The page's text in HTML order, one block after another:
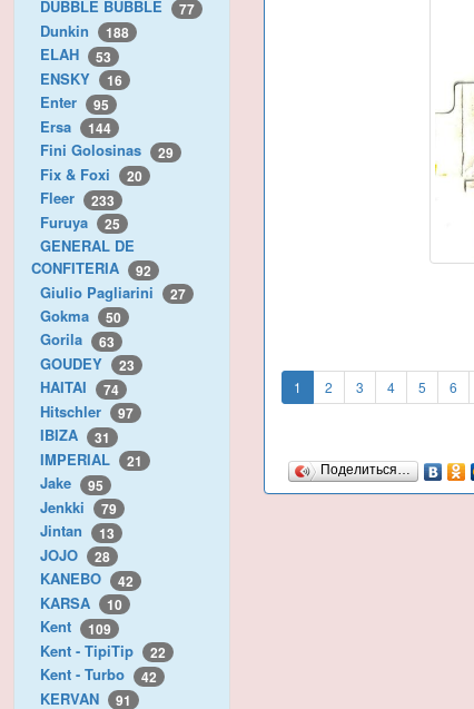
DUBBLE BUBBLE 77
Dunkin 188
ELAH 53
ENSKY 16
Enter 95
Ersa 144
Fini Golosinas 29
Fix & Foxi 20
Fleer 233
Furuya 25
GENERAL DE
CONFITERIA
92
Giulio Pagliarini 27
Gokma 50
Gorila 63
GOUDEY 23
HAITAI 74
Hitschler 97
IBIZA 31
IMPERIAL 21
Jake 95
Jenkki 79
Jintan 13
JOJO 28
KANEBO 42
KARSA 10
Kent 109
Kent - TipiTip 22
Kent - Turbo 42
KERVAN 91
1 2 3 4 5 6
Поделиться…